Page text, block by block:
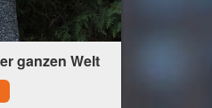
ganzen Welt